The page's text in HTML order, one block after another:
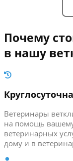
Почему
в нашу
Ветеринары
на помощь
ветеринарных
дому и в